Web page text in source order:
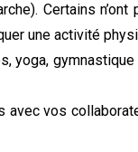
Certains
une activité
yoga,
vos